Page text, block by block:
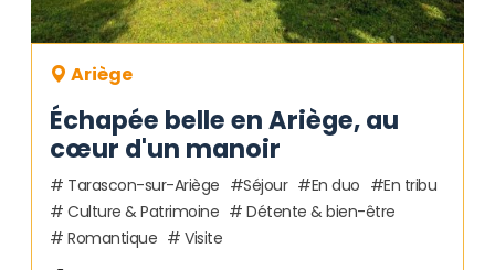
Échapée belle en Ariège, au
cœur d'un manoir
Ariège
Tarascon-sur-Ariège Séjour En duo
En tribu
Culture & Patrimoine
Détente & bien-être
Romantique
Visite